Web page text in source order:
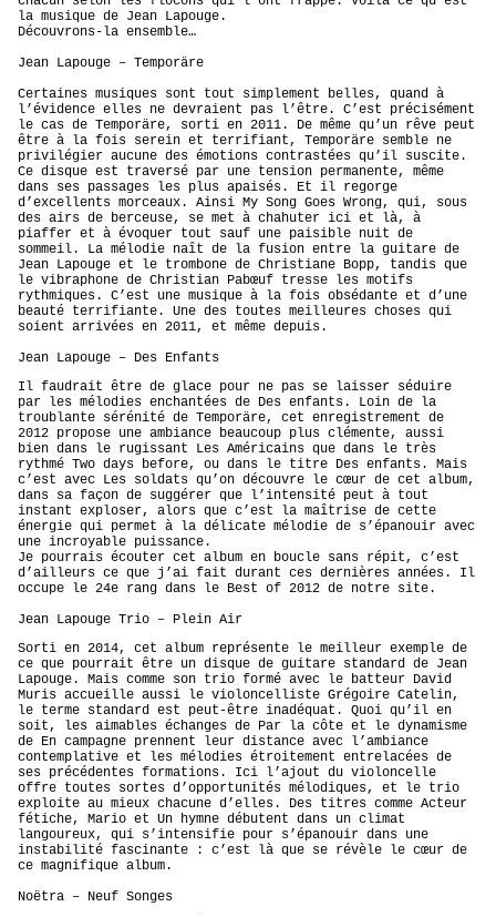
la musique de Jean Lapouge.
Découvrons-la ensemble…
Jean Lapouge – Temporäre
Certaines musiques sont tout simplement belles, quand à
l’évidence elles ne devraient pas l’être. C’est précisément
le cas de Temporäre, sorti en 2011. De même qu’un rêve peut
être à la fois serein et terrifiant, Temporäre semble ne
privilégier aucune des émotions contrastées qu’il suscite.
Ce disque est traversé par une tension permanente, même
dans ses passages les plus apaisés. Et il regorge
d’excellents morceaux. Ainsi My Song Goes Wrong, qui, sous
des airs de berceuse, se met à chahuter ici et là, à
piaffer et à évoquer tout sauf une paisible nuit de
sommeil. La mélodie naît de la fusion entre la guitare de
Jean Lapouge et le trombone de Christiane Bopp, tandis que
le vibraphone de Christian Pabœuf tresse les motifs
rythmiques. C’est une musique à la fois obsédante et d’une
beauté terrifiante. Une des toutes meilleures choses qui
soient arrivées en 2011, et même depuis.
Jean Lapouge – Des Enfants
Il faudrait être de glace pour ne pas se laisser séduire
par les mélodies enchantées de Des enfants. Loin de la
troublante sérénité de Temporäre, cet enregistrement de
2012 propose une ambiance beaucoup plus clémente, aussi
bien dans le rugissant Les Américains que dans le très
rythmé Two days before, ou dans le titre Des enfants. Mais
c’est avec Les soldats qu’on découvre le cœur de cet album,
dans sa façon de suggérer que l’intensité peut à tout
instant exploser, alors que c’est la maîtrise de cette
énergie qui permet à la délicate mélodie de s’épanouir avec
une incroyable puissance.
Je pourrais écouter cet album en boucle sans répit, c’est
d’ailleurs ce que j’ai fait durant ces dernières années. Il
occupe le 24e rang dans le Best of 2012 de notre site.
Jean Lapouge Trio – Plein Air
Sorti en 2014, cet album représente le meilleur exemple de
ce que pourrait être un disque de guitare standard de Jean
Lapouge. Mais comme son trio formé avec le batteur David
Muris accueille aussi le violoncelliste Grégoire Catelin,
le terme standard est peut-être inadéquat. Quoi qu’il en
soit, les aimables échanges de Par la côte et le dynamisme
de En campagne prennent leur distance avec l’ambiance
contemplative et les mélodies étroitement entrelacées de
ses précédentes formations. Ici l’ajout du violoncelle
offre toutes sortes d’opportunités mélodiques, et le trio
exploite au mieux chacune d’elles. Des titres comme Acteur
fétiche, Mario et Un hymne débutent dans un climat
langoureux, qui s’intensifie pour s’épanouir dans une
instabilité fascinante : c’est là que se révèle le cœur de
ce magnifique album.
Noëtra – Neuf Songes